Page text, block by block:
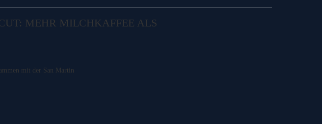
MEHR MILCHKAFFEE ALS
mit der San Martin